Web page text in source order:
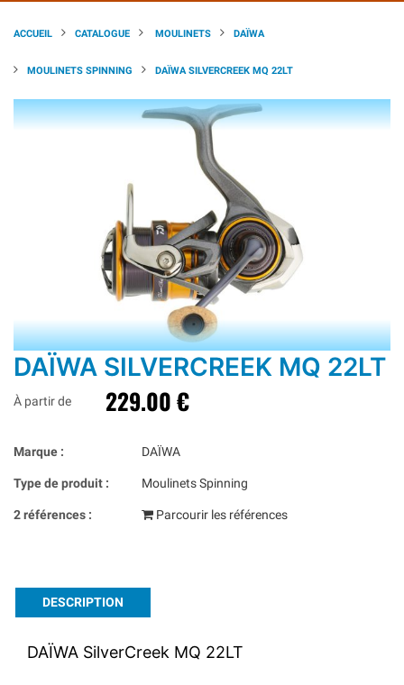
ACCUEIL CATALOGUE MOULINETS DAÏWA
MOULINETS SPINNING DAÏWA SILVERCREEK MQ 22LT
DAÏWA SILVERCREEK MQ 22LT
À partir de 229.00 €
Marque : DAÏWA
Type de produit : Moulinets Spinning
2 références : Parcourir les références
DESCRIPTION
DAÏWA SilverCreek MQ 22LT